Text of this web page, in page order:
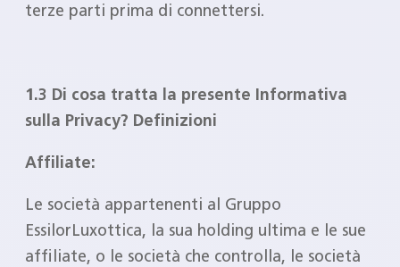
terze parti prima di connettersi.
1.3 Di cosa tratta la presente Informativa
sulla Privacy? Definizioni
Affiliate:
Le società appartenenti al Gruppo
EssilorLuxottica, la sua holding ultima e le sue
affiliate, o le società che controlla, le società